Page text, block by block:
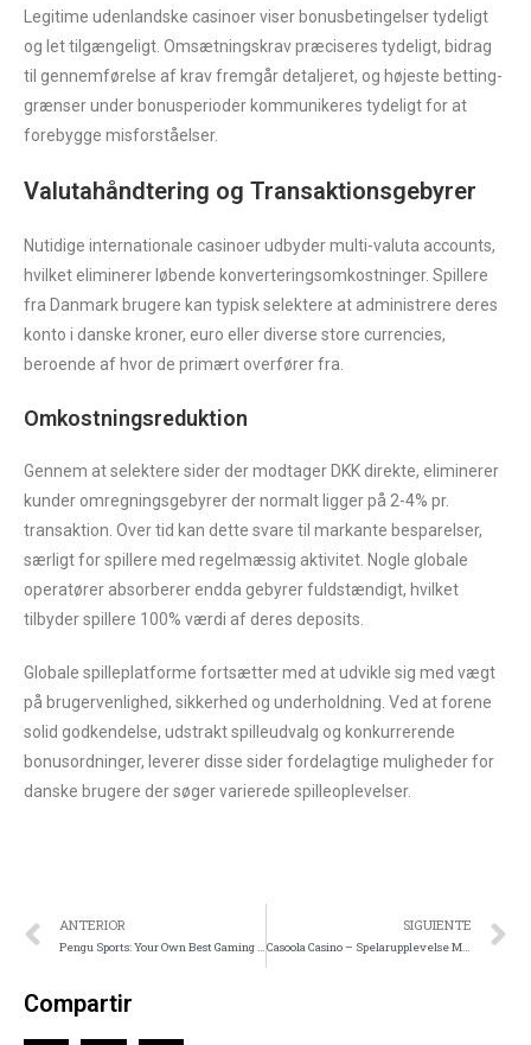
Legitime udenlandske casinoer viser bonusbetingelser tydeligt
og let tilgængeligt. Omsætningskrav præciseres tydeligt, bidrag
til gennemførelse af krav fremgår detaljeret, og højeste betting-
grænser under bonusperioder kommunikeres tydeligt for at
forebygge misforståelser.
Valutahåndtering og Transaktionsgebyrer
Nutidige internationale casinoer udbyder multi-valuta accounts,
hvilket eliminerer løbende konverteringsomkostninger. Spillere
fra Danmark brugere kan typisk selektere at administrere deres
konto i danske kroner, euro eller diverse store currencies,
beroende af hvor de primært overfører fra.
Omkostningsreduktion
Gennem at selektere sider der modtager DKK direkte, eliminerer
kunder omregningsgebyrer der normalt ligger på 2-4% pr.
transaktion. Over tid kan dette svare til markante besparelser,
særligt for spillere med regelmæssig aktivitet. Nogle globale
operatører absorberer endda gebyrer fuldstændigt, hvilket
tilbyder spillere 100% værdi af deres deposits.
Globale spilleplatforme fortsætter med at udvikle sig med vægt
på brugervenlighed, sikkerhed og underholdning. Ved at forene
solid godkendelse, udstrakt spilleudvalg og konkurrerende
bonusordninger, leverer disse sider fordelagtige muligheder for
danske brugere der søger varierede spilleoplevelser.
ANTERIOR
Pengu Sports: Your Own Best Gaming Platform Journey Is Here
SIGUIENTE
Casoola Casino – Spelarupplevelse Med Skandinavisk Touch
Compartir